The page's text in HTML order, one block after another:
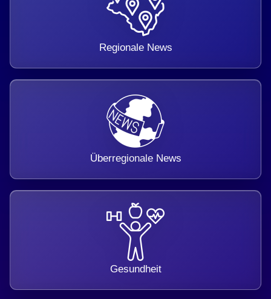
Regionale News
Überregionale News
Gesundheit